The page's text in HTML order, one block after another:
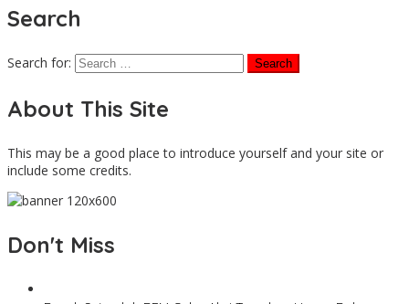
Search
Search for:
About This Site
This may be a good place to introduce yourself and your site or
include some credits.
Don't Miss